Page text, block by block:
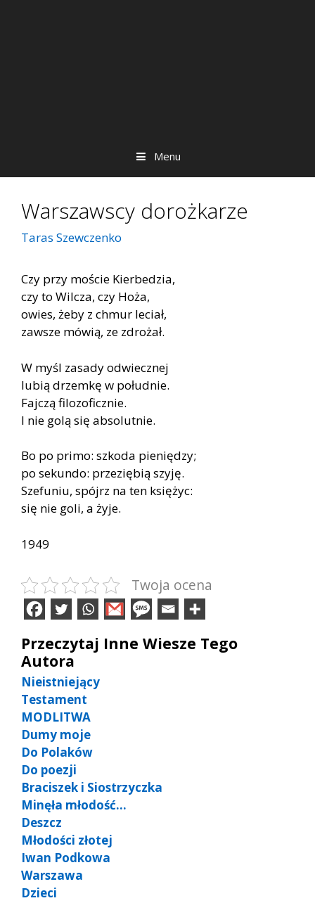
Menu
Warszawscy dorożkarze
Taras Szewczenko
Czy przy moście Kierbedzia,
czy to Wilcza, czy Hoża,
owies, żeby z chmur leciał,
zawsze mówią, ze zdrożał.
W myśl zasady odwiecznej
lubią drzemkę w południe.
Fajczą filozoficznie.
I nie golą się absolutnie.
Bo po primo: szkoda pieniędzy;
po sekundo: przeziębią szyję.
Szefuniu, spójrz na ten księżyc:
się nie goli, a żyje.
1949
Twoja ocena
Przeczytaj Inne Wiesze Tego
Autora
Nieistniejący
Testament
MODLITWA
Dumy moje
Do Polaków
Do poezji
Braciszek i Siostrzyczka
Minęła młodość…
Deszcz
Młodości złotej
Iwan Podkowa
Warszawa
Dzieci